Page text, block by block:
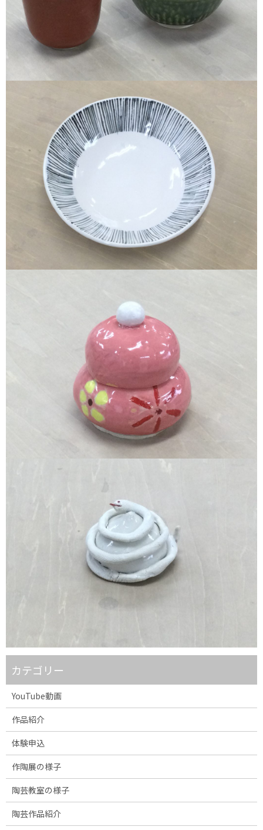
カテゴリー
YouTube動画
作品紹介
体験申込
作陶展の様子
陶芸教室の様子
陶芸作品紹介